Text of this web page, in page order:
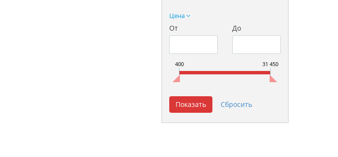
Цена
От До
400 31 450